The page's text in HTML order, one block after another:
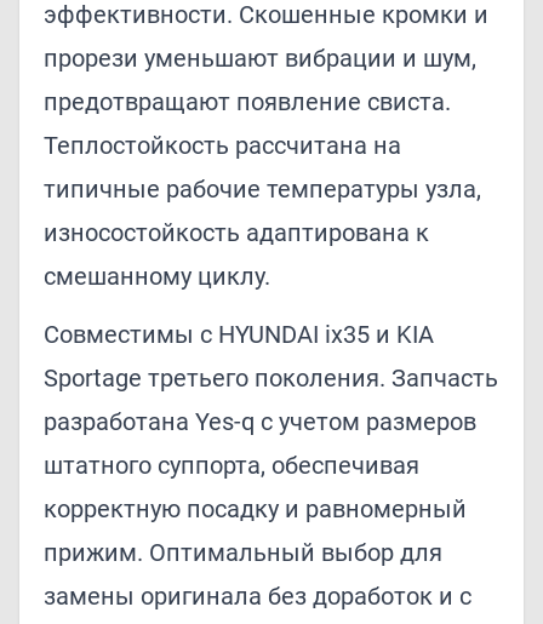
эффективности. Скошенные кромки и
прорези уменьшают вибрации и шум,
предотвращают появление свиста.
Теплостойкость рассчитана на
типичные рабочие температуры узла,
износостойкость адаптирована к
смешанному циклу.
Совместимы с HYUNDAI ix35 и KIA
Sportage третьего поколения. Запчасть
разработана Yes-q с учетом размеров
штатного суппорта, обеспечивая
корректную посадку и равномерный
прижим. Оптимальный выбор для
замены оригинала без доработок и с